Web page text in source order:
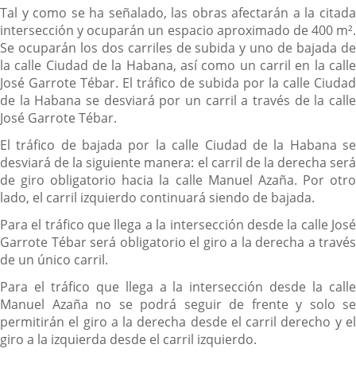
Descripción
Tal y como se ha señalado, las obras afectarán a la citada
intersección y ocuparán un espacio aproximado de 400 m².
Se ocuparán los dos carriles de subida y uno de bajada de
la calle Ciudad de la Habana, así como un carril en la calle
José Garrote Tébar. El tráfico de subida por la calle Ciudad
de la Habana se desviará por un carril a través de la calle
José Garrote Tébar.
El tráfico de bajada por la calle Ciudad de la Habana se
desviará de la siguiente manera: el carril de la derecha será
de giro obligatorio hacia la calle Manuel Azaña. Por otro
lado, el carril izquierdo continuará siendo de bajada.
Para el tráfico que llega a la intersección desde la calle José
Garrote Tébar será obligatorio el giro a la derecha a través
de un único carril.
Para el tráfico que llega a la intersección desde la calle
Manuel Azaña no se podrá seguir de frente y solo se
permitirán el giro a la derecha desde el carril derecho y el
giro a la izquierda desde el carril izquierdo.